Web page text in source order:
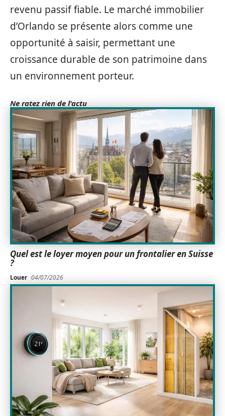
revenu passif fiable. Le marché immobilier
d’Orlando se présente alors comme une
opportunité à saisir, permettant une
croissance durable de son patrimoine dans
un environnement porteur.
Ne ratez rien de l'actu
Quel est le loyer moyen pour un frontalier en Suisse
?
Louer 04/07/2026